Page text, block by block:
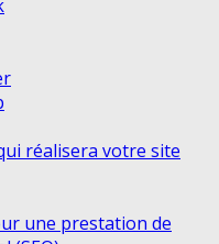
réalisera votre site
une prestation de